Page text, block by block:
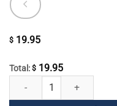
$ 19.95
Total: $ 19.95
Rebirthing DVD 2 -